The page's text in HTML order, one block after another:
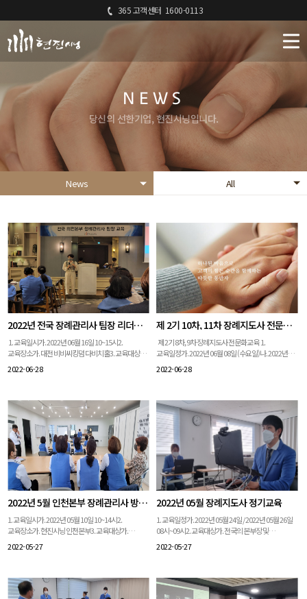
365 고객센터 1600-0113
NEWS
당신의 선한기업, 현진시닝입니다.
News All
2022년 전국 장례관리사 팀장 리더십 교육
1. 교육일시가. 2022년 06월 16일 10~15시2.
교육장소가. 대전 비비씨킹덤 다비치홀3. 교육대상가.
배우는 삶과 죽음 강의 (임경희 강사)나.
2022-06-28
제 2기 10차, 11차 장례지도사 전문화 교육
제 2기 8차, 9차 장례지도사 전문화교육 1.
교육일정가. 2022년 06월 08일 (수요일)나. 2022년
장례지도사 19명 3. 교육내용가. 전통상장례의 이해
2022-06-28
2022년 5월 인천본부 장례관리사 방문교육
1. 교육일시가. 2022년 05월 10일 10~14시2.
교육장소가. 현진시닝 인천본부3. 교육대상가.
마인드 소양 교육나. 장례관리사의 이해다.
2022-05-27
2022년 05월 장례지도사 정기교육
1. 교육일정가. 2022년 05월 24일 / 2022년 05월 26일
08시~09시2. 교육대상가. 전국의 본부장 및
공유나. 셀프리더십 교육다. 본부 소개 영상 시청
2022-05-27